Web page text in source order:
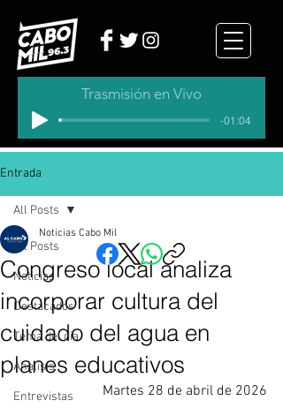
Trasmisión en Vivo
-01:04
Entrada
All Posts
Noticias
Destacados
Tema del dia
Analisis
Entrevistas
All Posts
Congreso local analiza
incorporar cultura del
cuidado del agua en
planes educativos
Noticias Cabo Mil
Martes 28 de abril de 2026